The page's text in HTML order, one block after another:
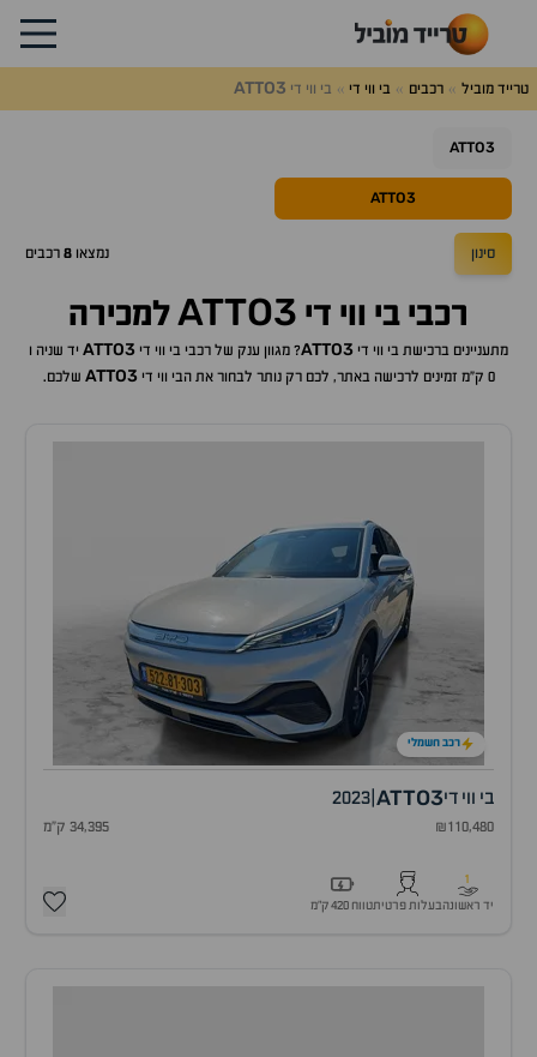
טרייד מוביל רכבים בי ווי די בי ווי די ATTO3
ATTO3
ATTO3
סינון נמצאו 8 רכבים
רכבי בי ווי די ATTO3למכירה
מתעניינים ברכישת בי ווי די ATTO3? מגוון ענק של רכבי בי ווי די ATTO3 יד שניה ו
0 ק"מ זמינים לרכישה באתר, לכם רק נותר לבחור את ה
בי ווי די ATTO3 שלכם.
רכב חשמלי
בי ווי דיATTO3
2023
₪110,480 34,395 ק"מ
1
יד ראשונהבעלות פרטיתטווח 420 ק״מ